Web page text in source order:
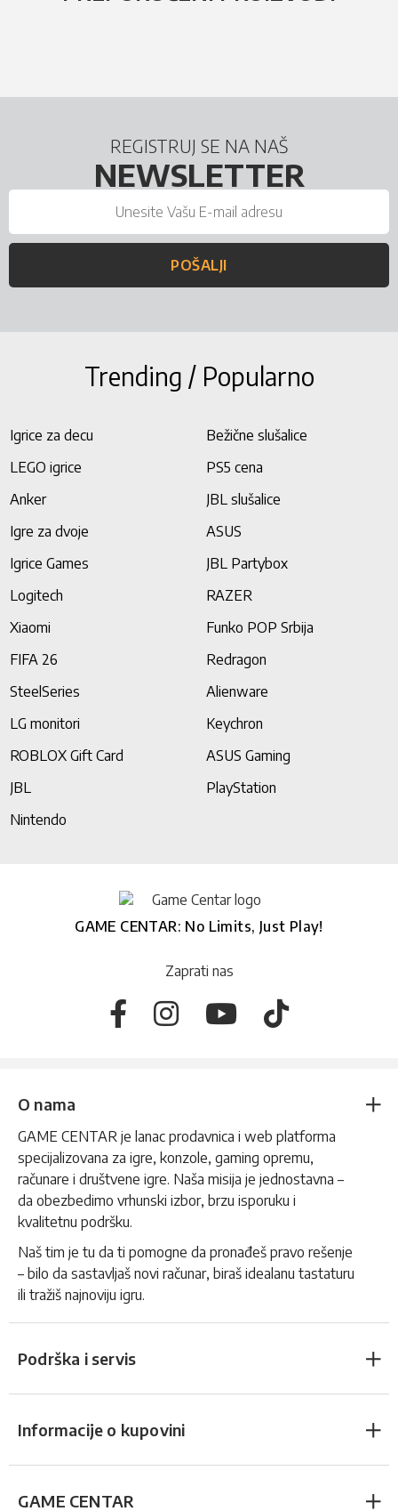
REGISTRUJ SE NA NAŠ
NEWSLETTER
POŠALJI
Trending / Popularno
Igrice za decu
Bežične slušalice
LEGO igrice
PS5 cena
Anker
JBL slušalice
Igre za dvoje
ASUS
Igrice Games
JBL Partybox
Logitech
RAZER
Xiaomi
Funko POP Srbija
FIFA 26
Redragon
SteelSeries
Alienware
LG monitori
Keychron
ROBLOX Gift Card
ASUS Gaming
JBL
PlayStation
Nintendo
GAME CENTAR: No Limits, Just Play!
Zaprati nas
O nama
GAME CENTAR je lanac prodavnica i web platforma
specijalizovana za igre, konzole, gaming opremu,
računare i društvene igre. Naša misija je jednostavna –
da obezbedimo vrhunski izbor, brzu isporuku i
kvalitetnu podršku.
Naš tim je tu da ti pomogne da pronađeš pravo rešenje
– bilo da sastavljaš novi računar, biraš idealanu tastaturu
ili tražiš najnoviju igru.
Podrška i servis
Informacije o kupovini
GAME CENTAR